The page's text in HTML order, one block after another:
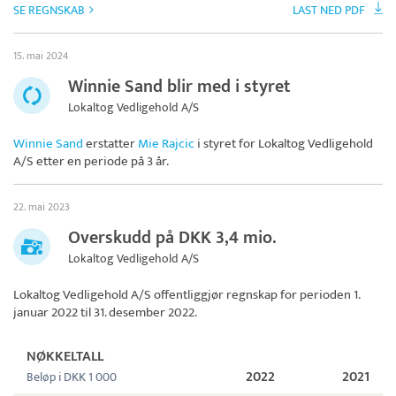
SE REGNSKAB LAST NED PDF
15. mai 2024
Winnie Sand blir med i styret
Lokaltog Vedligehold A/S
Winnie SanderstatterMie Rajcic i styret forLokaltog Vedligehold
A/Setter en periode på 3 år.
22. mai 2023
Overskudd på DKK 3,4 mio.
Lokaltog Vedligehold A/S
Lokaltog Vedligehold A/Soffentliggjør regnskap for perioden 1.
januar 2022 til 31. desember 2022.
NØKKELTALL
Beløp i DKK 1 000 2022 2021